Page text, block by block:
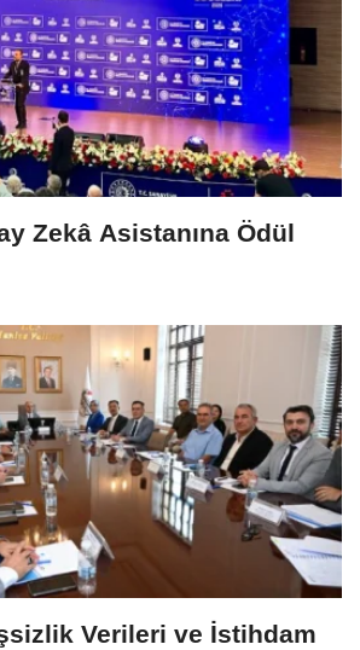
Zekâ Asistanına Ödül
Verileri ve İstihdam